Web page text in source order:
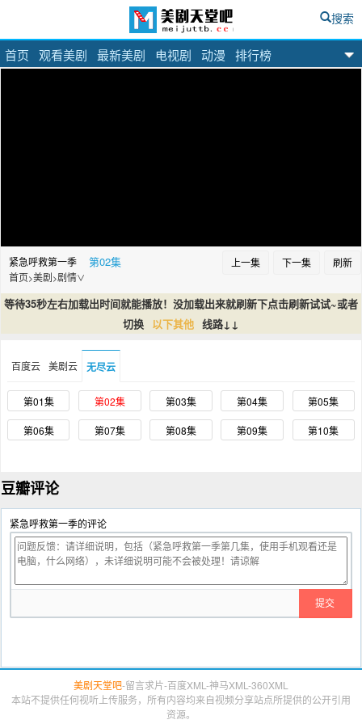
美剧天堂吧
首页 观看美剧 最新美剧 电视剧 动漫 排行榜
搜索
上一集 下一集 刷新
紧急呼救第一季 第02集
首页>美剧>剧情∨
等待35秒左右加载出时间就能播放！没加载出来就刷新下点击刷新试试~或者
切换 以下其他 线路↓↓
百度云 美剧云 无尽云
第01集 第02集 第03集 第04集 第05集
第06集 第07集 第08集 第09集 第10集
豆瓣评论
紧急呼救第一季的评论
美剧天堂吧-留言求片-百度XML -神马XML -360XML
本站不提供任何视听上传服务，所有内容均来自视频分享站点所提供的公开引用
资源。